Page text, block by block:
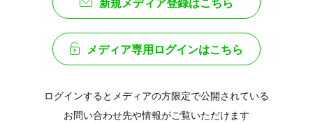
新規メディア登録はこちら
メディア専用ログインはこちら
ログインするとメディアの方限定で公開されている
お問い合わせ先や情報がご覧いただけます